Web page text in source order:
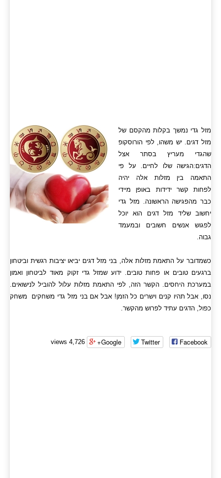
מזל גדי נמשך בקלות מהקסם של
מזל דגים. יש משהו, לפי הורוסקופ
שהגדי מעריץ בסתר אצל
הדגים:הגישה שלו לחיים. על פי
התאמה בין מזלות אלה יהיה
לפחות קשר ידידות באופן מיידי
כבר מהפגישה הראשונה. מזל גדי
יחשוב שליד מזל דגים הוא יוכל
לפגוש אנשים חשובים ובמעמד
גבוה.
כשמדובר על התאמת מזלות אלה, בני מזל דגים יביאו יציבות רגשית וביטחון
ברגעים טובים או פחות טובים. ידוע שמזל גדי זקוק מאוד לביטחון ואמון
במערכת היחסים. הקשר הזה, לפי התאמת מזלות עלול להוביל לנישואים.
נסו, אבל תהיו קנים וישרים כל הזמן! אבל אם בני מזל גדי משחקים משחק
כפול, הדגים עתיד לפרוש מהקשר.
Facebook
Twitter
Google+